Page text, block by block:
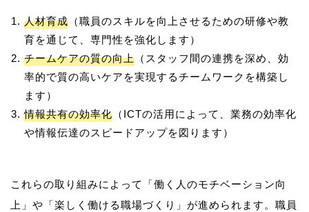
人材育成 （職員のスキルを向上させるための研修や教
育を通じて、専門性を強化します）
チームケアの質の向上 （スタッフ間の連携を深め、効
率的で質の高いケアを実現するチームワークを構築し
ます）
情報共有の効率化 （ICTの活用によって、業務の効率化
や情報伝達のスピードアップを図ります）
これらの取り組みによって「働く人のモチベーション向
上」や「楽しく働ける職場づくり」が進められます。職員